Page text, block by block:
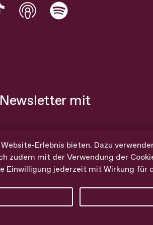
mit
Absenden
Erlebnis bieten. Dazu
zudem mit der Verwendung der
Einwilligung jederzeit mit Wirkung für